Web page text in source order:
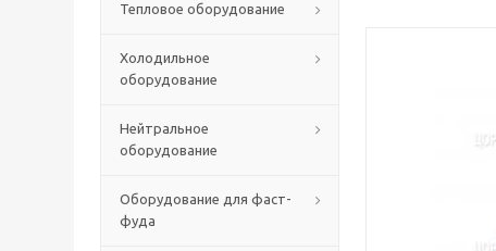
Тепловое оборудование
Холодильное
оборудование
Нейтральное
оборудование
Оборудование для фаст-
фуда